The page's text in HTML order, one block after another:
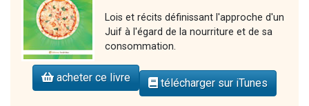
Lois et récits définissant l'approche d'un
Juif à l'égard de la nourriture et de sa
consommation.
acheter ce livre télécharger sur iTunes